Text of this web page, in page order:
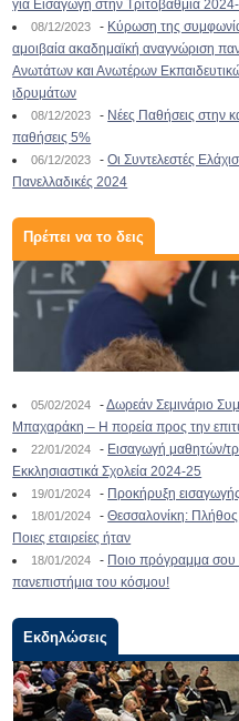
για Εισαγωγή στην Τριτοβάθμια
08/12/2023 - Κύρωση της
αμοιβαία ακαδημαϊκή αναγνώριση
Ανωτάτων και Ανωτέρων
ιδρυμάτων
08/12/2023 - Νέες Παθήσεις στην
παθήσεις 5%
06/12/2023 -Οι Συντελεστές
Πανελλαδικές 2024
Πρέπει να το δεις
05/02/2024 -Δωρεάν Σεμινάριο
Μπαχαράκη – Η πορεία προς την
22/01/2024 - Εισαγωγή μαθητών/
Εκκλησιαστικά Σχολεία 2024-25
19/01/2024 - Προκήρυξη
18/01/2024 -Θεσσαλονίκη:
Ποιες εταιρείες ήταν
18/01/2024 - Ποιο πρόγραμμα σου
πανεπιστήμια του κόσμου!
Εκδηλώσεις